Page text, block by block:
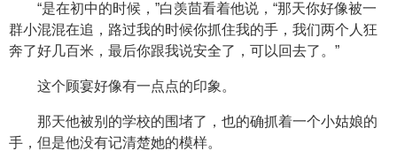
“是在初中的时候，”白羡茴看着他说，“那天你好像被一
群小混混在追，路过我的时候你抓住我的手，我们两个人狂
奔了好几百米，最后你跟我说安全了，可以回去了。”
这个顾宴好像有一点点的印象。
那天他被别的学校的围堵了，也的确抓着一个小姑娘的
手，但是他没有记清楚她的模样。